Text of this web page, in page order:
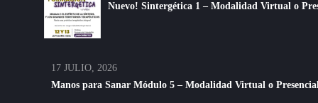
Nuevo! Sintergética 1 – Modalidad Virtual o
17 JULIO, 2026
Manos para Sanar Módulo 5 – Modalidad Virtual o